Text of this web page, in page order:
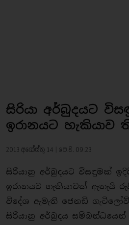
සිරියා අර්බුදයට
ඉරානයට හැකියාව
2013 අගෝස්තු 14 | පෙ.ව. 09:23
සිරියානු අර්බුදයට විසඳුමක්
ඉරානයට හැකියාවක් ඇතැයි
විදේශ ඇමැති ජෙනඩි ගැටිලෝව්
සිරියානු අර්බුදය සම්බන්ධයෙන්